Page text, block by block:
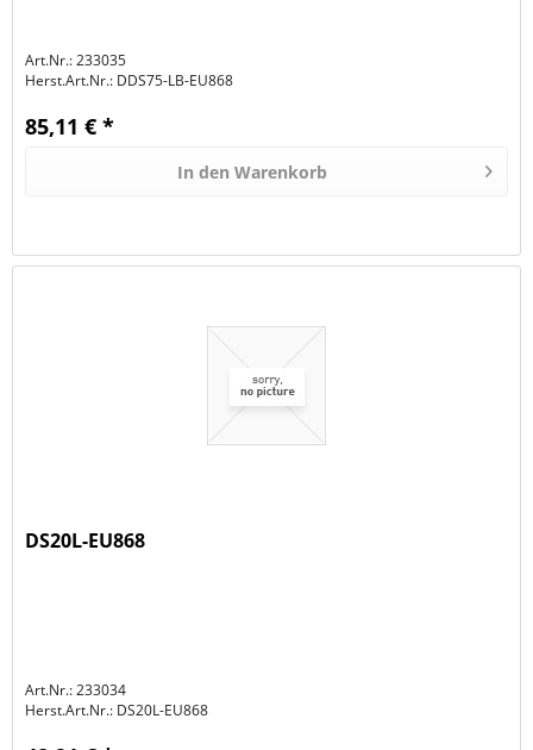
Art.Nr.: 233035
Herst.Art.Nr.: DDS75-LB-EU868
85,11 € *
In den Warenkorb
DS20L-EU868
Art.Nr.: 233034
Herst.Art.Nr.: DS20L-EU868